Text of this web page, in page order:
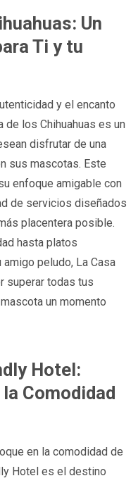
Un
Ti y tu
y el encanto
de los Chihuahuas es un
disfrutar de una
sus mascotas. Este
enfoque amigable con
de servicios diseñados
placentera posible.
hasta platos
peludo, La Casa
superar todas tus
un momento
Hotel:
Comodidad
en la comodidad de
Hotel es el destino